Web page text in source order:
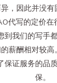
，因此并没有
代写的定价
到我们的写手
薪酬相对较
保证服务的品
保。